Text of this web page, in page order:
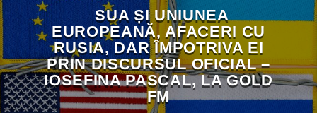
SUA ȘI UNIUNEA
EUROPEANĂ, AFACERI CU
RUSIA, DAR ÎMPOTRIVA EI
PRIN DISCURSUL OFICIAL –
IOSEFINA PASCAL, LA GOLD
FM